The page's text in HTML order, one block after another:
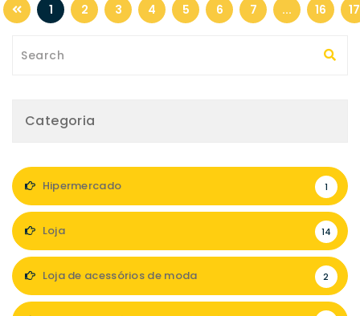
1 2 3 4 5 6 7 ... 16 17
Categoria
Hipermercado 1
Loja 14
Loja de acessórios de moda 2